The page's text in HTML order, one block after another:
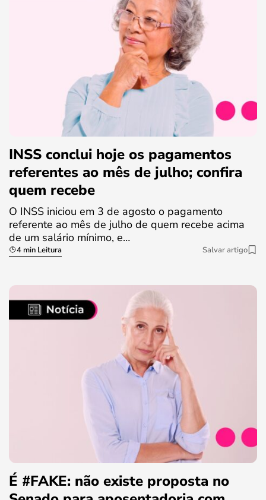
INSS conclui hoje os pagamentos
referentes ao mês de julho; confira
quem recebe
O INSS iniciou em 3 de agosto o pagamento
referente ao mês de julho de quem recebe acima
de um salário mínimo, e…
4 min Leitura Salvar artigo
É #FAKE: não existe proposta no